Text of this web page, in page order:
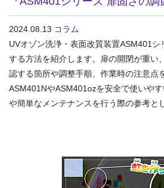
2024.08.13 コラム
UVオゾン洗浄・表面改質装置ASM401シ
する方法を紹介します。扉の開閉が重い
認する箇所や調整手順、作業時の注意点
ASM401NやASM401ozを安全で使いや
や簡単なメンテナンスを行う際の参考と